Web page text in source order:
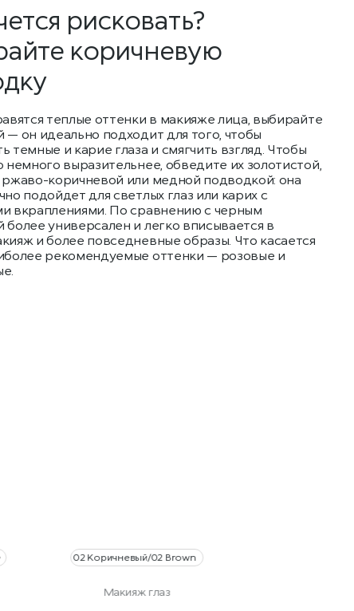
рисковать?
коричневую
теплые оттенки в макияже лица, выбирайте
— он идеально подходит для того, чтобы
темные и карие глаза и смягчить взгляд. Чтобы
немного выразительнее, обведите их золотистой,
коричневой или медной подводкой: она
подойдет для светлых глаз или карих с
вкраплениями. По сравнению с черным
более универсален и легко вписывается в
и более повседневные образы. Что касается
рекомендуемые оттенки — розовые и
02 Коричневый/02 Brown
Макияж глаз